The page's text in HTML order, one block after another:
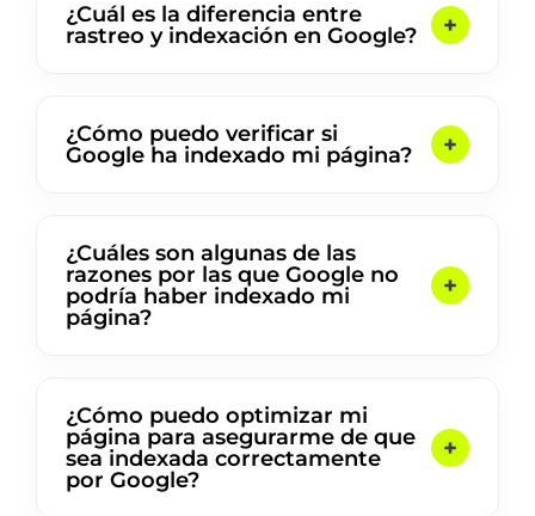
¿Cuál es la diferencia entre
rastreo y indexación en Google?
¿Cómo puedo verificar si
Google ha indexado mi página?
¿Cuáles son algunas de las
razones por las que Google no
podría haber indexado mi
página?
¿Cómo puedo optimizar mi
página para asegurarme de que
sea indexada correctamente
por Google?